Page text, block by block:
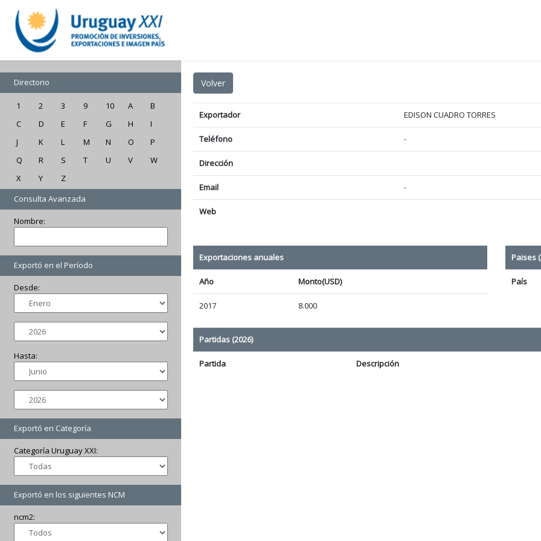
Directorio
1 2 3 9 10 A
B
C
D E F G H
I
J
K L M N O
P
Q
R S T U V
W
X
Y
Z
Consulta Avanzada
Nombre:
Exportó en el Período
Desde:
Hasta:
Exportó en Categoría
Categoría Uruguay XXI:
Exportó en los siguientes NCM
ncm2:
Exportador EDISON CUADRO TORRES
Teléfono -
Dirección
Email -
Web
Exportaciones anuales
Año Monto(USD)
2017 8.000
Paises
País
Partidas (2026)
Partida Descripción